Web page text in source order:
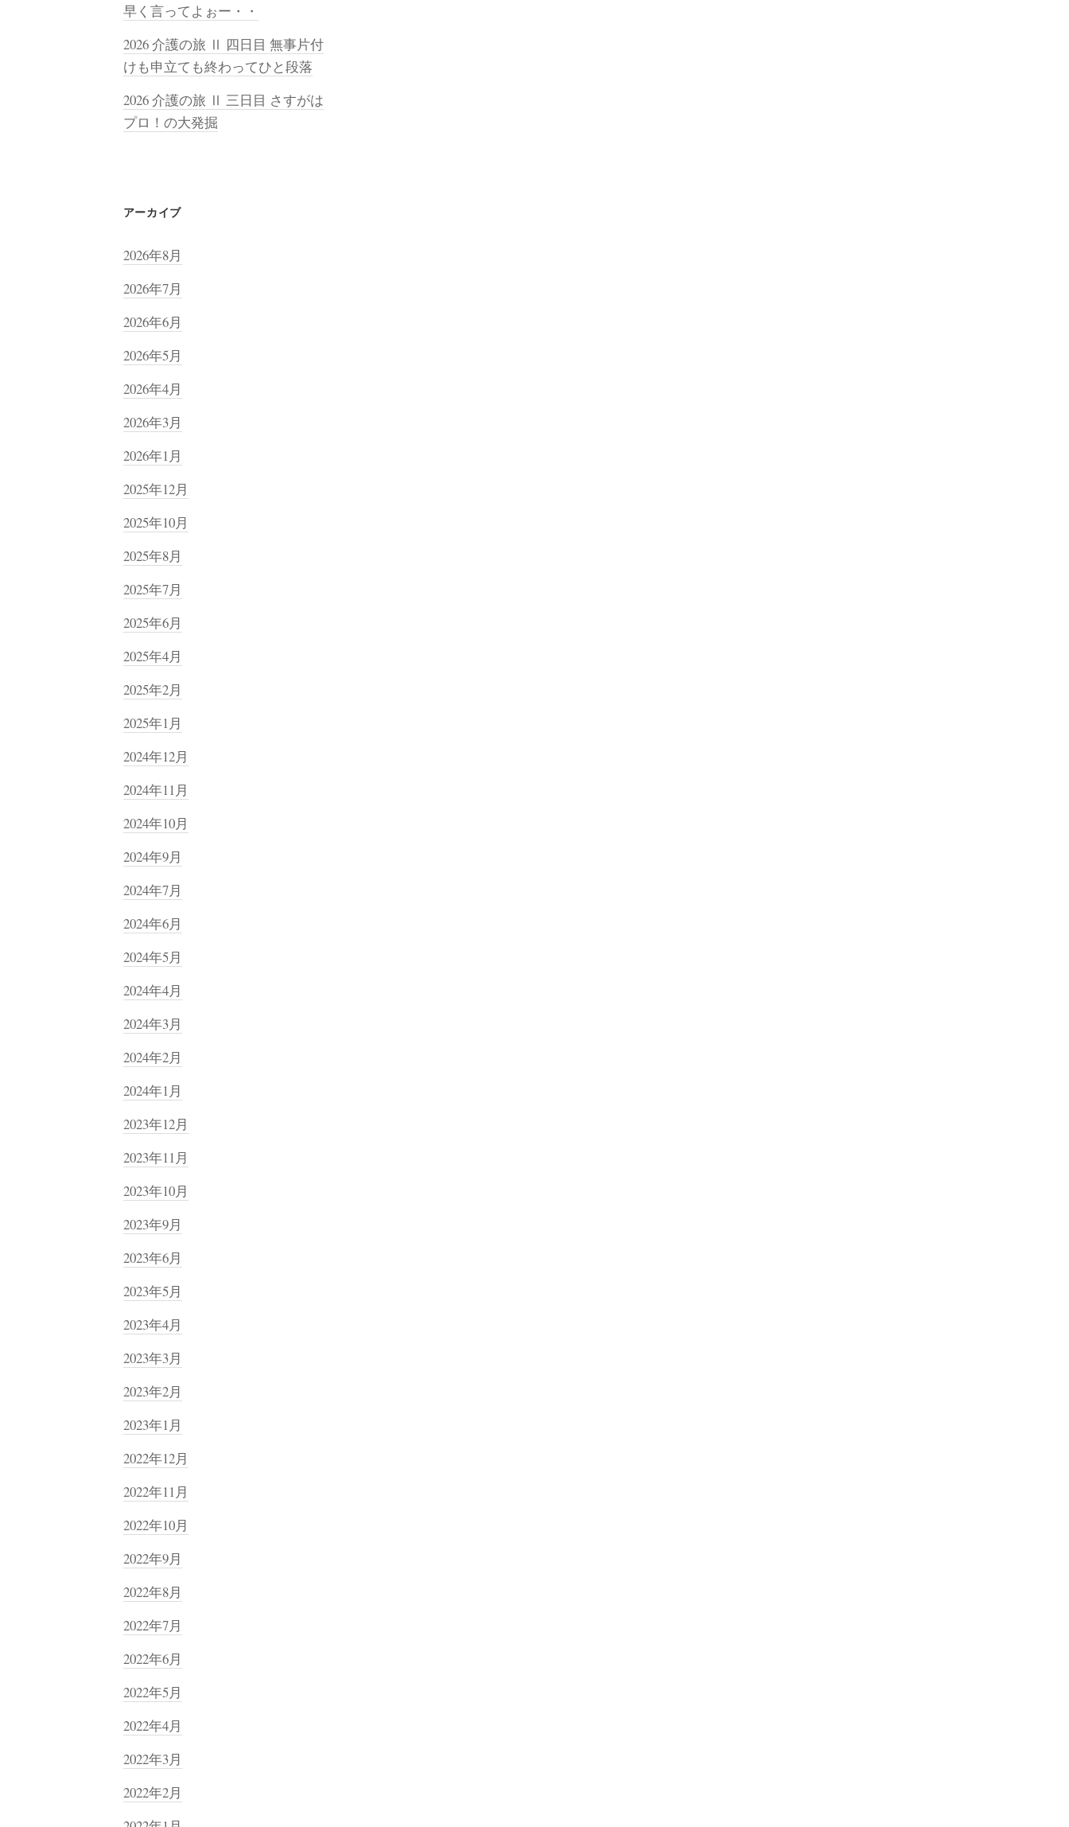
早く言ってよぉー・・
2026 介護の旅 Ⅱ 四日目 無事片付
けも申立ても終わってひと段落
2026 介護の旅 Ⅱ 三日目 さすがは
プロ！の大発掘
アーカイブ
2026年8月
2026年7月
2026年6月
2026年5月
2026年4月
2026年3月
2026年1月
2025年12月
2025年10月
2025年8月
2025年7月
2025年6月
2025年4月
2025年2月
2025年1月
2024年12月
2024年11月
2024年10月
2024年9月
2024年7月
2024年6月
2024年5月
2024年4月
2024年3月
2024年2月
2024年1月
2023年12月
2023年11月
2023年10月
2023年9月
2023年6月
2023年5月
2023年4月
2023年3月
2023年2月
2023年1月
2022年12月
2022年11月
2022年10月
2022年9月
2022年8月
2022年7月
2022年6月
2022年5月
2022年4月
2022年3月
2022年2月